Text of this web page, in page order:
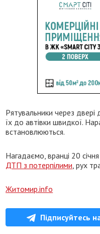
Рятувальники через
їх до автівки швидкої.
встановлюються.
Нагадаємо, вранці 20
ДТП з потерпілими , рух
Житомир.info
Підписуйтесь